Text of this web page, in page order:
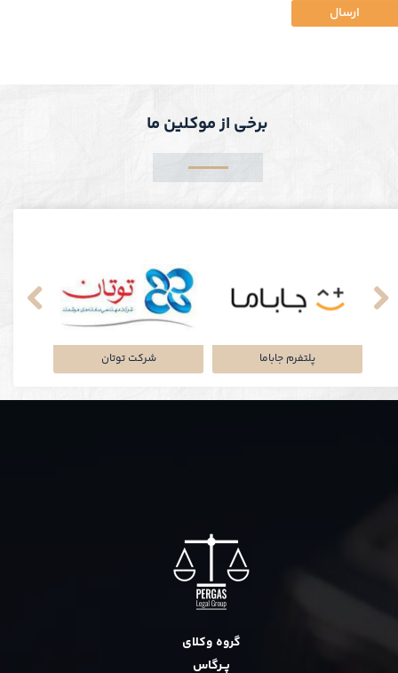
ارسال
شرکت توتان پلتفرم جاباما
برخی از موکلین ما
گروه وکلای
پــرگاس